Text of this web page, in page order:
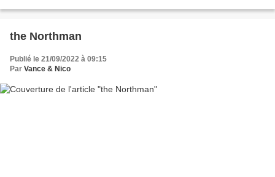
the Northman
Publié le 21/09/2022 à 09:15
Par Vance & Nico